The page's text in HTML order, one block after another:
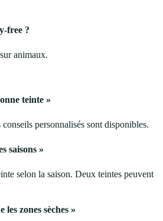
free ?
animaux.
teinte »
personnalisés sont disponibles.
saisons »
selon la saison. Deux teintes peuvent
zones sèches »